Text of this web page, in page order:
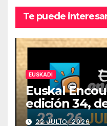
Te puede
EUSKADI
Euskal
edición 34,
julio
22 JULIO, 2026